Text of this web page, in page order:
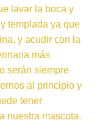
lavar la boca y
templada ya que
y acudir con la
más
serán siempre
al principio y
tener
nuestra mascota.